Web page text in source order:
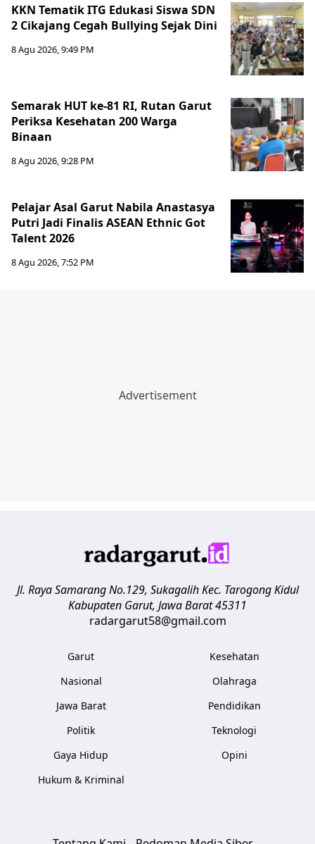
KKN Tematik ITG Edukasi Siswa SDN
2 Cikajang Cegah Bullying Sejak Dini
8 Agu 2026, 9:49 PM
Semarak HUT ke-81 RI, Rutan Garut
Periksa Kesehatan 200 Warga
Binaan
8 Agu 2026, 9:28 PM
Pelajar Asal Garut Nabila Anastasya
Putri Jadi Finalis ASEAN Ethnic Got
Talent 2026
8 Agu 2026, 7:52 PM
Jl. Raya Samarang No.129, Sukagalih Kec. Tarogong Kidul
Kabupaten Garut, Jawa Barat45311
radargarut58@gmail.com
Garut
Nasional
Jawa Barat
Politik
Gaya Hidup
Hukum & Kriminal
Kesehatan
Olahraga
Pendidikan
Teknologi
Opini